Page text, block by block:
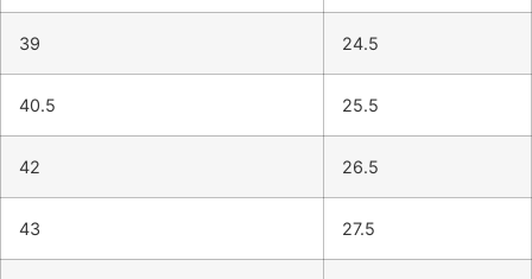
39 24.5
40.5 25.5
42 26.5
43 27.5